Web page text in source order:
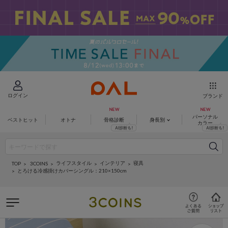
ログイン ブランド
ベストヒット オトナ 骨格診断 身長別
パーソナル
カラー
TOP 3COINS ライフスタイル インテリア
寝具
とろける冷感掛けカバーシングル：210×150cm